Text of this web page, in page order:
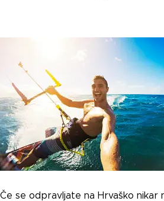
Če se odpravljate na Hrvaško